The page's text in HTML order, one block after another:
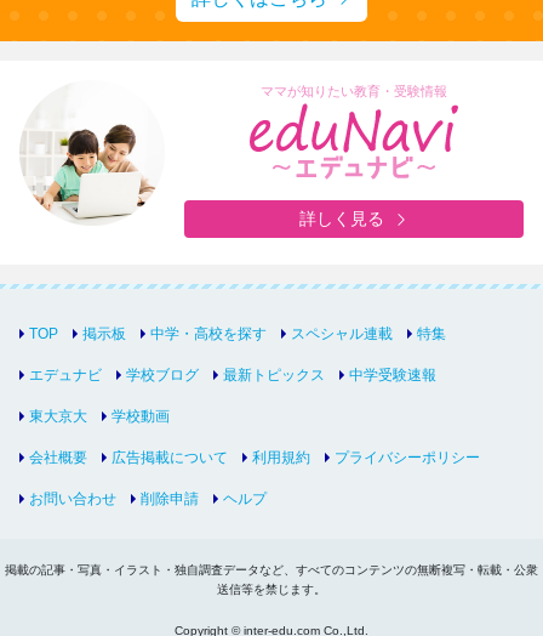
ママが知りたい教育・受験情報
詳しく見る
TOP 掲示板 中学・高校を探す スペシャル連載 特集
エデュナビ 学校ブログ 最新トピックス 中学受験速報
東大京大 学校動画
会社概要 広告掲載について 利用規約 プライバシーポリシー
お問い合わせ 削除申請 ヘルプ
掲載の記事・写真・イラスト・独自調査データなど、すべてのコンテンツの無断複写・転載・公衆
送信等を禁じます。
Copyright © inter-edu.com Co.,Ltd.